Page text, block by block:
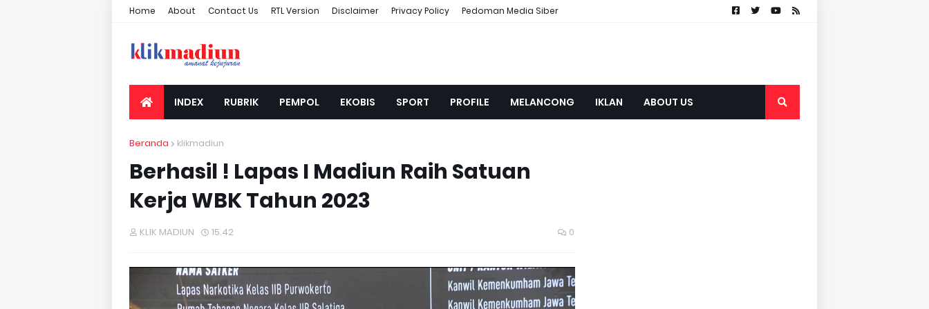
Home About Contact Us RTL Version Disclaimer Privacy Policy Pedoman Media Siber
INDEX RUBRIK PEMPOL EKOBIS SPORT PROFILE MELANCONG IKLAN ABOUT US
Beranda klikmadiun
Berhasil ! Lapas I Madiun Raih Satuan
Kerja WBK Tahun 2023
KLIK MADIUN 15.42 0